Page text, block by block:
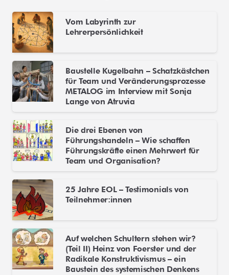
Vom Labyrinth zur
Lehrerpersönlichkeit
Baustelle Kugelbahn – Schatzkästchen
für Team und Veränderungsprozesse
METALOG im Interview mit Sonja
Lange von Atruvia
Die drei Ebenen von
Führungshandeln – Wie schaffen
Führungskräfte einen Mehrwert für
Team und Organisation?
25 Jahre EOL – Testimonials von
Teilnehmer:innen
Auf welchen Schultern stehen wir?
(Teil II) Heinz von Foerster und der
Radikale Konstruktivismus – ein
Baustein des systemischen Denkens